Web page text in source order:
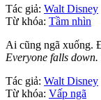
Tác giả: Walt Disney
Từ khóa: Tầm nhìn
Ai cũng ngã xuống.
Everyone falls
Tác giả: Walt Disney
Từ khóa: Vấp ngã